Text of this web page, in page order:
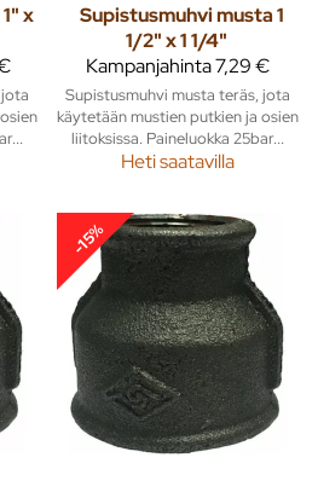
x
Supistusmuhvi musta 1
1/2" x 1 1/4"
Kampanjahinta7,29 €
Supistusmuhvi musta teräs, jota
käytetään mustien putkien ja osien
liitoksissa. Paineluokka 25bar...
Heti saatavilla
-15%